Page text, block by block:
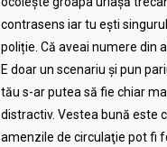
contrasens iar tu ești
poliție. Că aveai numere din
E doar un scenariu și pun
tău s-ar putea să fie chiar
distractiv. Vestea bună este
amenzile de circulaţie pot fi